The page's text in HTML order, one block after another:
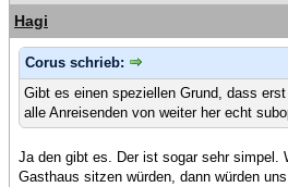
Hagi
Corus schrieb:
Gibt es einen speziellen Grund, dass
alle Anreisenden von weiter her echt
Ja den gibt es. Der ist sogar sehr simpel.
Gasthaus sitzen würden, dann würden